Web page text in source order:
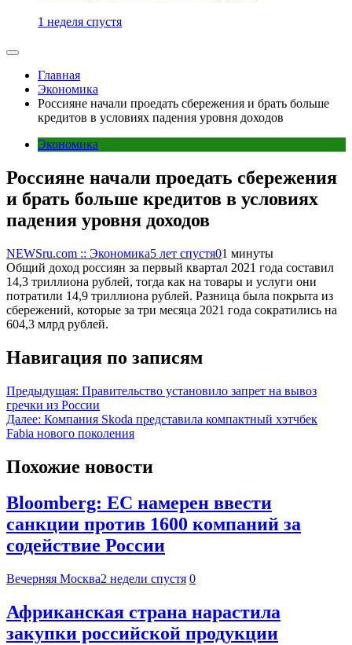
1 неделя спустя
Главная
Экономика
Россияне начали проедать сбережения и брать больше
кредитов в условиях падения уровня доходов
Экономика
Россияне начали проедать сбережения
и брать больше кредитов в условиях
падения уровня доходов
NEWSru.com :: Экономика5 лет спустя01 минуты
Общий доход россиян за первый квартал 2021 года составил
14,3 триллиона рублей, тогда как на товары и услуги они
потратили 14,9 триллиона рублей. Разница была покрыта из
сбережений, которые за три месяца 2021 года сократились на
604,3 млрд рублей.
Навигация по записям
Предыдущая: Правительство установило запрет на вывоз
гречки из России
Далее: Компания Skoda представила компактный хэтчбек
Fabia нового поколения
Похожие новости
Bloomberg: ЕС намерен ввести
санкции против 1600 компаний за
содействие России
Вечерняя Москва2 недели спустя 0
Африканская страна нарастила
закупки российской продукции